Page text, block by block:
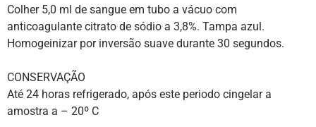
Colher 5,0 ml de sangue em tubo a vácuo com
anticoagulante citrato de sódio a 3,8%. Tampa azul.
Homogeinizar por inversão suave durante 30 segundos.
CONSERVAÇÃO
Até 24 horas refrigerado, após este periodo cingelar a
amostra a – 20º C